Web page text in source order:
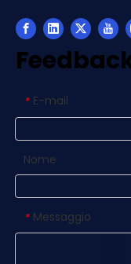
* E-mail
Nome
* Messaggio